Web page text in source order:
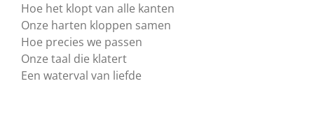
Hoe het klopt van alle kanten
Onze harten kloppen samen
Hoe precies we passen
Onze taal die klatert
Een waterval van liefde